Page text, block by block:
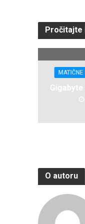
Pročitajte
MATIČNE
Gigabyte
O autoru